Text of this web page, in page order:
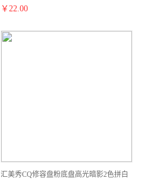
￥ 22.00
汇美秀CQ修容盘粉底盘高光暗影2色拼白